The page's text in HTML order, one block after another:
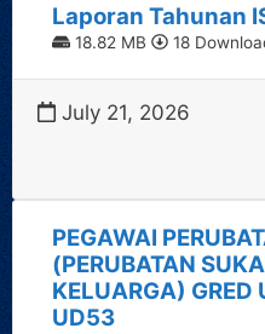
Laporan Tahunan
18.82 MB 18
July 21, 2026
PEGAWAI
(PERUBATAN
KELUARGA)
UD53